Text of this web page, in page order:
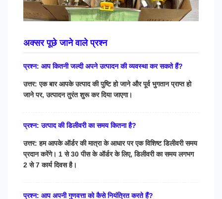
अक्सर पूछे जाने वाले प्रश्न
प्रश्न: आप कितनी जल्दी अपने उत्पादन की व्यवस्था कर सकते हैं?
उत्तर: एक बार आपके उत्पाद की पुष्टि हो जाने और पूर्व भुगतान प्राप्त हो
जाने पर, उत्पादन तुरंत शुरू कर दिया जाएगा।
प्रश्न: उत्पाद की डिलीवरी का समय कितना है?
उत्तर: हम आपके ऑर्डर की मात्रा के आधार पर एक विशिष्ट डिलीवरी समय
प्रदान करेंगे। 1 से 30 पीस के ऑर्डर के लिए, डिलीवरी का समय लगभग
2 से 7 कार्य दिवस है।
प्रश्न: आप अपनी गुणवत्ता को कैसे नियंत्रित करते हैं?